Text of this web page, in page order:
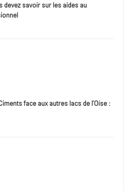
devez savoir sur les aides au
face aux autres lacs de l’Oise :